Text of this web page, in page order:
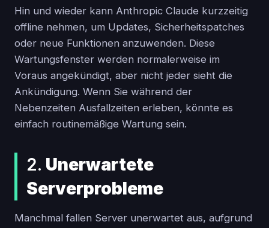
Hin und wieder kann Anthropic Claude kurzzeitig
offline nehmen, um Updates, Sicherheitspatches
oder neue Funktionen anzuwenden. Diese
Wartungsfenster werden normalerweise im
Voraus angekündigt, aber nicht jeder sieht die
Ankündigung. Wenn Sie während der
Nebenzeiten Ausfallzeiten erleben, könnte es
einfach routinemäßige Wartung sein.
2. Unerwartete
Serverprobleme
Manchmal fallen Server unerwartet aus, aufgrund